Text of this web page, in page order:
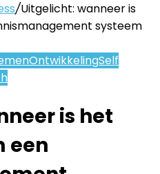
/Uitgelicht: wanneer is
systeem
OntwikkelingSelf
is het
een